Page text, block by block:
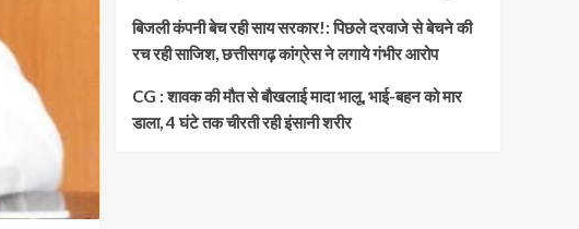
बिजली कंपनी बेच रही साय सरकार!: पिछले दरवाजे से बेचने की
रच रही साजिश, छत्तीसगढ़ कांग्रेस ने लगाये गंभीर आरोप
CG : शावक की मौत से बौखलाई मादा भालू, भाई-बहन को मार
डाला, 4 घंटे तक चीरती रही इंसानी शरीर